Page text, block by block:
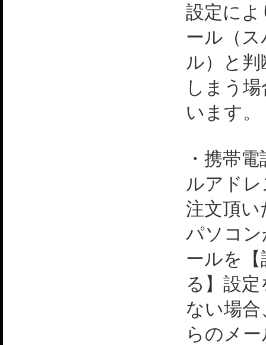
設定に
ール（
ル）と
しまう
います。
・携帯
ルアド
注文頂い
パソコ
ールを【
る】設
ない場
らのメ